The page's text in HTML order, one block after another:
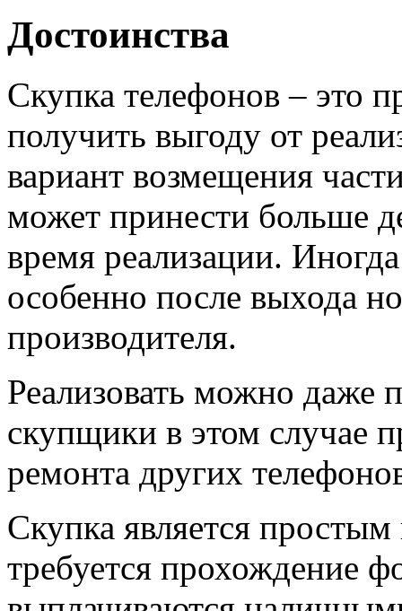
Достоинства
Скупка телефонов – это
получить выгоду от
вариант возмещения
может принести больше
время реализации.
особенно после выхода
производителя.
Реализовать можно даже
скупщики в этом случае
ремонта других
Скупка является
требуется прохождение